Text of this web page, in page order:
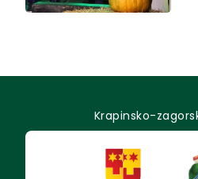
Krapinsko-